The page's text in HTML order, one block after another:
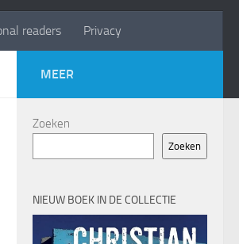
readers Privacy
MEER
Zoeken
Zoeken
NIEUW BOEK IN DE COLLECTIE